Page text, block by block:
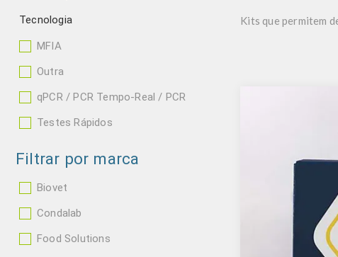
Kits que permitem
Tecnologia
MFIA
Outra
qPCR / PCR Tempo-Real / PCR
Testes Rápidos
Filtrar por marca
Biovet
Condalab
Food Solutions